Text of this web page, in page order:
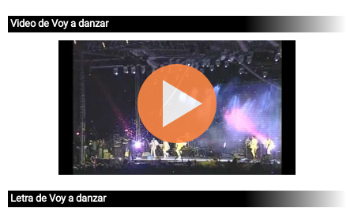
Video de Voy a danzar
Letra de Voy a danzar